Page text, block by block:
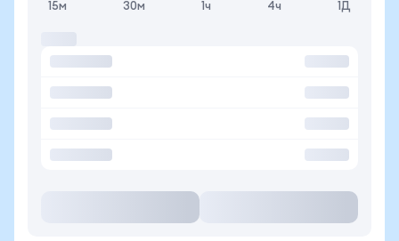
15м 30м 1ч 4ч 1Д